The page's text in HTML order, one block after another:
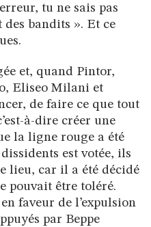
tu ne sais pas
des bandits ». Et ce
et, quand Pintor,
Eliseo Milani et
de faire ce que tout
à-dire créer une
la ligne rouge a été
est votée, ils
lieu, car il a été décidé
pouvait être toléré.
faveur de l’expulsion
par Beppe